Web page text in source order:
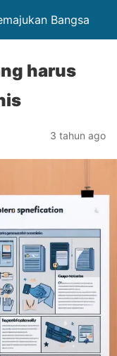
Bangsa
harus
3 tahun ago